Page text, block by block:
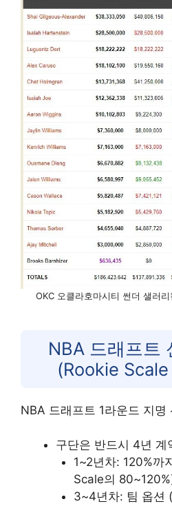
OKC 오클라호마시티 썬더 샐러
NBA 드래프트
(Rookie
NBA 드래프트 1라운드 지명
구단은 반드시 4년 계
1~2년차: 120%까
Scale의
3~4년차: 팀 옵션